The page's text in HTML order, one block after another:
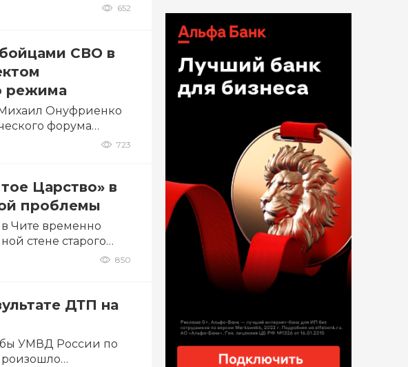
652
СВО в
режима
Онуфриенко
форума
723
Царство» в
проблемы
в Чите временно
стене старого
850
ДТП на
УМВД России по